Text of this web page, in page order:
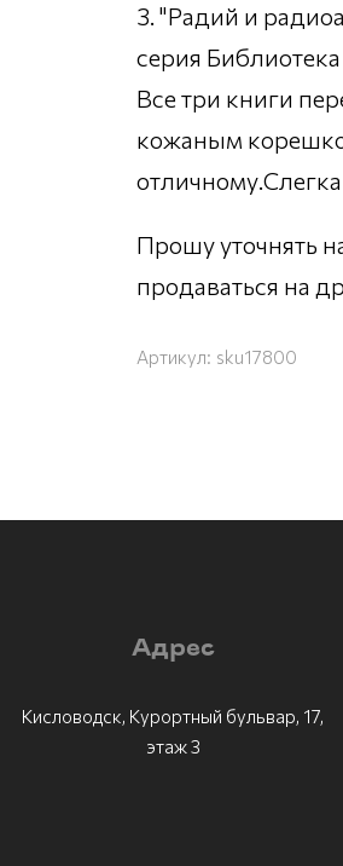
3. "Радий и
серия
Все три книги
кожаным
Прошу уточнять
продаваться на
Артикул: sku17800
Адрес
Кисловодск, Курортный бульвар, 17,
этаж 3